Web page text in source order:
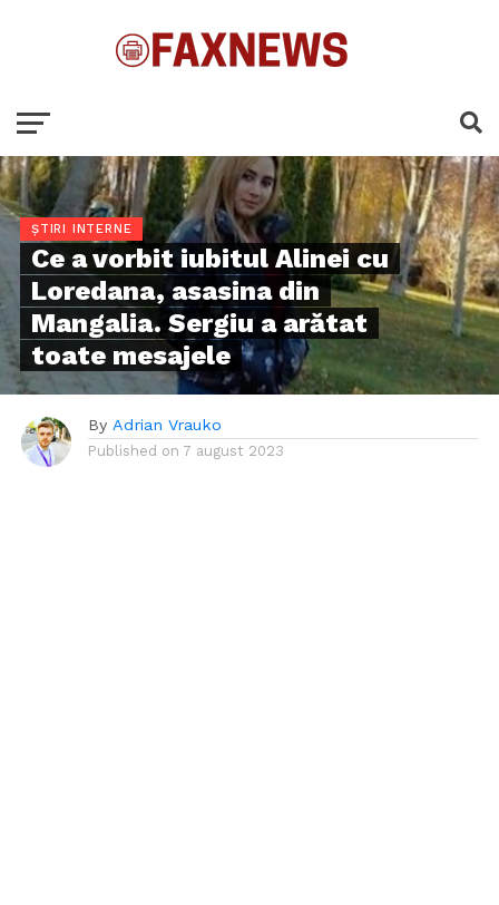
ȘTIRI INTERNE
Ce a vorbit iubitul Alinei cu
Loredana, asasina din
Mangalia. Sergiu a arătat
toate mesajele
By Adrian Vrauko
Published on 7 august 2023